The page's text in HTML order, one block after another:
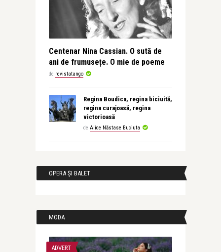
Centenar Nina Cassian. O sută de
ani de frumusețe. O mie de poeme
de revistatango
Regina Boudica, regina biciuită,
regina curajoasă, regina
victorioasă
de Alice Năstase Buciuta
OPERA ȘI BALET
MODA
ADVERT